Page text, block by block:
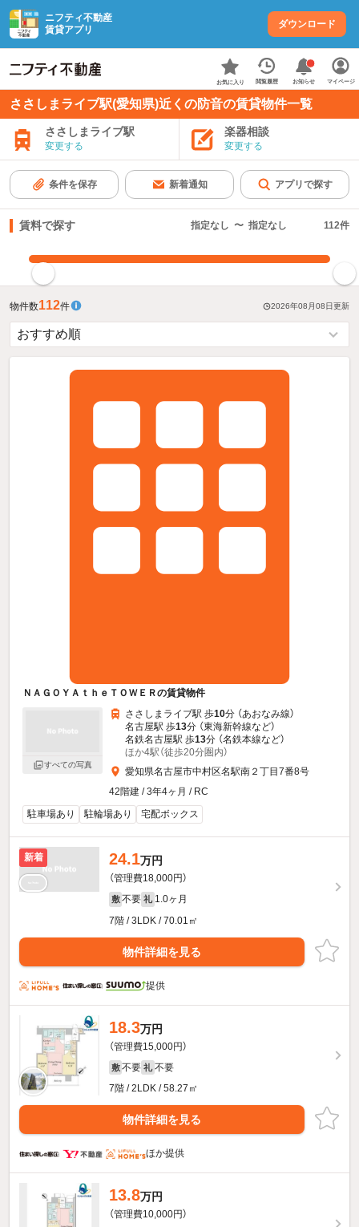
ニフティ不動産
賃貸アプリ
ダウンロード
お気に入り 閲覧履歴 お知らせ マイページ
ささしまライブ駅(愛知県)近くの防音の賃貸物件一覧
ささしまライブ駅
変更する
楽器相談
変更する
条件を保存 新着通知 アプリで探す
賃料で探す 指定なし 〜 指定なし 112件
物件数112件 2026年08月08日更新
ＮＡＧＯＹＡｔｈｅＴＯＷＥＲの賃貸物件
すべての写真
ささしまライブ駅 歩10分 （あおなみ線）
名古屋駅 歩13分 （東海新幹線など）
名鉄名古屋駅 歩13分 （名鉄本線など）
ほか4駅（徒歩20分圏内）
愛知県名古屋市中村区名駅南２丁目7番8号
42階建 / 3年4ヶ月 / RC
駐車場あり
駐輪場あり 宅配ボックス
新着 24.1万円
（管理費18,000円）
敷 不要 礼 1.0ヶ月
7階 / 3LDK / 70.01㎡
物件詳細を見る
提供
18.3万円
（管理費15,000円）
敷 不要 礼 不要
7階 / 2LDK / 58.27㎡
物件詳細を見る
ほか提供
13.8万円
（管理費10,000円）